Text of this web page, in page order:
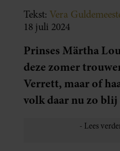
Tekst: Vera
18 juli 2024
Prinses Märtha
deze zomer
Verrett, maar of
volk daar nu zo blij